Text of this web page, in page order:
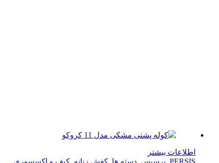
بیشتر
پرسیس, دسته ها, کفش زنانه,کیف و اکسسوری,